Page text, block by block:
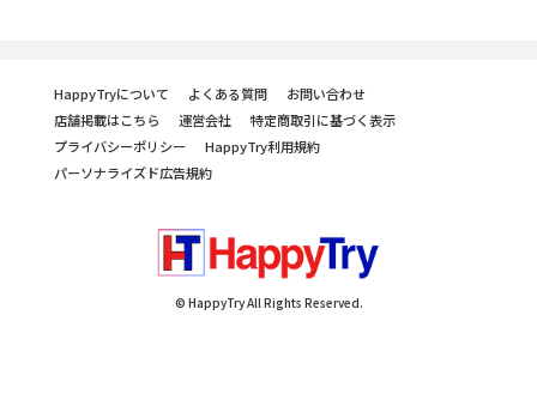
HappyTryについて よくある質問
お問い合わせ
店舗掲載はこちら
運営会社
特定商取引に基づく表示
プライバシーポリシー
HappyTry利用規約
パーソナライズド広告規約
© HappyTry All Rights Reserved.